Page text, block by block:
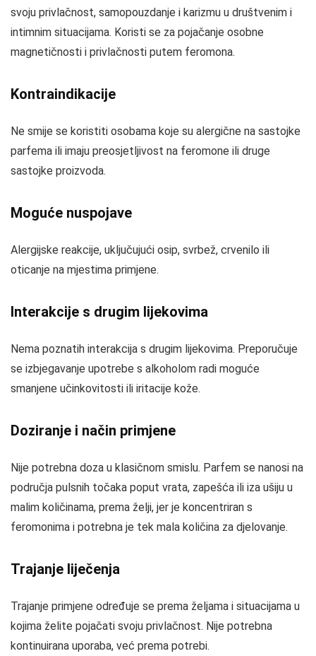
svoju privlačnost, samopouzdanje i karizmu u društvenim i
intimnim situacijama. Koristi se za pojačanje osobne
magnetičnosti i privlačnosti putem feromona.
Kontraindikacije
Ne smije se koristiti osobama koje su alergične na sastojke
parfema ili imaju preosjetljivost na feromone ili druge
sastojke proizvoda.
Moguće nuspojave
Alergijske reakcije, uključujući osip, svrbež, crvenilo ili
oticanje na mjestima primjene.
Interakcije s drugim lijekovima
Nema poznatih interakcija s drugim lijekovima. Preporučuje
se izbjegavanje upotrebe s alkoholom radi moguće
smanjene učinkovitosti ili iritacije kože.
Doziranje i način primjene
Nije potrebna doza u klasičnom smislu. Parfem se nanosi na
područja pulsnih točaka poput vrata, zapešća ili iza ušiju u
malim količinama, prema želji, jer je koncentriran s
feromonima i potrebna je tek mala količina za djelovanje.
Trajanje liječenja
Trajanje primjene određuje se prema željama i situacijama u
kojima želite pojačati svoju privlačnost. Nije potrebna
kontinuirana uporaba, već prema potrebi.